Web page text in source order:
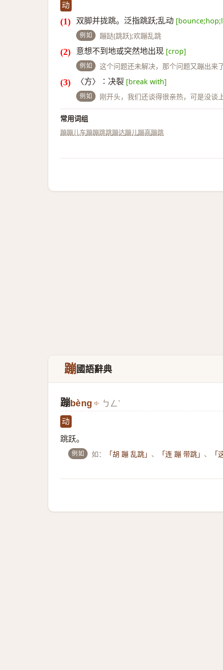
动
双脚并拢跳。泛指跳跃;乱动
例如 蹦跶(跳跃);欢蹦乱跳
意想不到地或突然地出现 [crop]
例如 这个问题还未解决，那个问题又蹦出来
〈方〉∶决裂 [break with]
例如 刚开头，我们还谈得很亲热，可是没谈
常用词组
蹦蹦儿车蹦蹦跳跳蹦达蹦儿蹦高蹦跳
蹦國語辭典
蹦bèng ㄅㄥˋ
动
跳跃。
例如 如： 「胡 蹦 乱跳」 、 「连 蹦 带跳」 、 「